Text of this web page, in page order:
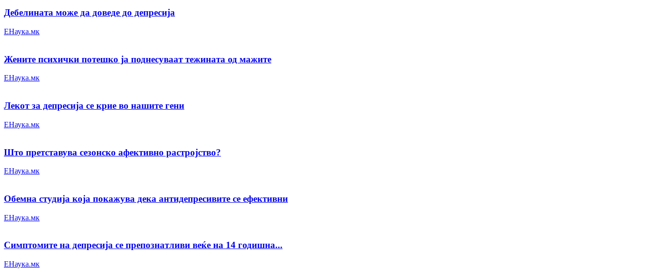
Дебелината може да доведе до депресија
ЕНаука.мк
Жените психички потешко ја поднесуваат тежината од мажите
ЕНаука.мк
Лекот за депресија се крие во нашите гени
ЕНаука.мк
Што претставува сезонско афективно растројство?
ЕНаука.мк
Обемна студија која покажува дека антидепресивите се ефективни
ЕНаука.мк
Симптомите на депресија се препознатливи веќе на 14 годишна...
ЕНаука.мк